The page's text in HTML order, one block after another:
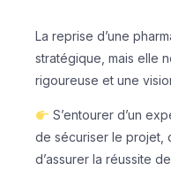
La reprise d’une
stratégique, mais elle
rigoureuse et une
S’entourer d’un
de sécuriser le projet,
d’assurer la réussite